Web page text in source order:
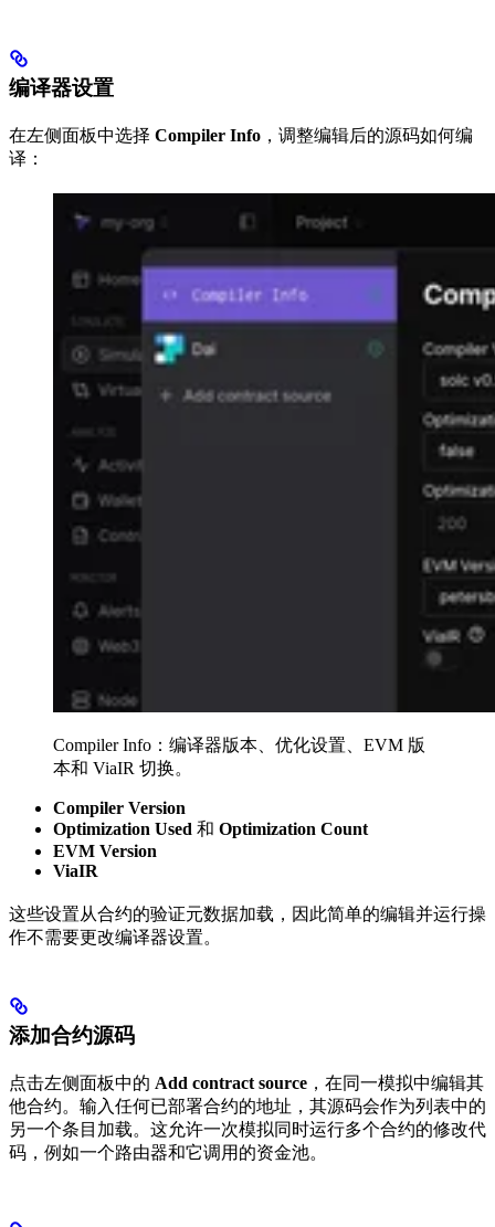
编译器设置
在左侧面板中选择 Compiler Info ，调整编辑后的源码如何编
译：
Compiler Info：编译器版本、优化设置、EVM 版
本和 ViaIR 切换。
Compiler Version
Optimization Used 和 Optimization Count
EVM Version
ViaIR
这些设置从合约的验证元数据加载，因此简单的编辑并运行操
作不需要更改编译器设置。
添加合约源码
点击左侧面板中的 Add contract source ，在同一模拟中编辑其
他合约。输入任何已部署合约的地址，其源码会作为列表中的
另一个条目加载。这允许一次模拟同时运行多个合约的修改代
码，例如一个路由器和它调用的资金池。